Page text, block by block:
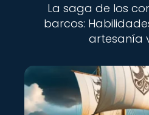
La saga de los
barcos:
artesanía